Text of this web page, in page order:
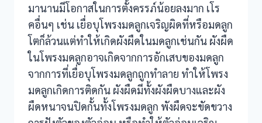
มานานมีโอกาสในการตั้งครรภ์น้อยลงมาก เโร
คอื่นๆ เช่น เยื่อบุโพรงมดลูกเจริญผิดที่หรือมดลูก
โตก็ล้วนแต่ทำให้เกิดผังผืดในมดลูกเช่นกัน ผังผืด
ในโพรงมดลูกอาจเกิดจากการอักเสบของมดลูก
จากการที่เยื่อบุโพรงมดลูกถูกทำลาย ทำให้โพรง
มดลูกเกิดการติดกัน ผังผืดมีทั้งผังผืดบางและผัง
ผืดหนาจนปิดกั้นทั้งโพรงมดลูก พังผืดจะขัดขวาง